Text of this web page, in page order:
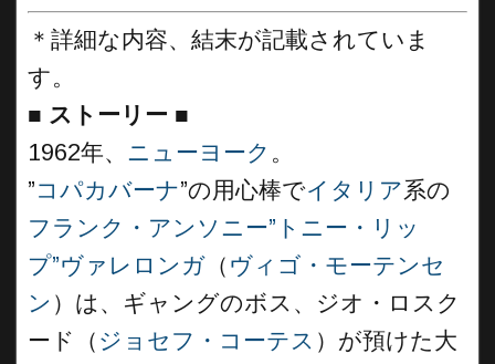
＊詳細な内容、結末が記載されていま
す。
■ ストーリー ■
1962年、 ニューヨーク 。
”コパカバーナ”の用心棒でイタリア系の
フランク・アンソニー”トニー・リッ
プ”ヴァレロンガ （ ヴィゴ・モーテンセ
ン ）は、ギャングのボス、ジオ・ロスク
ード（ ジョセフ・コーテス ）が預けた大